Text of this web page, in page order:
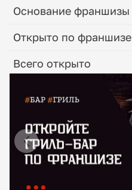
Основание франшизы
Открыто по франшизе
Всего открыто